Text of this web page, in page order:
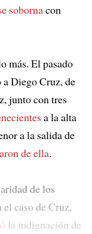
sobornacon
más. El pasado
Diego Cruz, de
junto con tres
a la alta
a la salida de
de ella.
de los
el caso de Cruz,
la indignación de